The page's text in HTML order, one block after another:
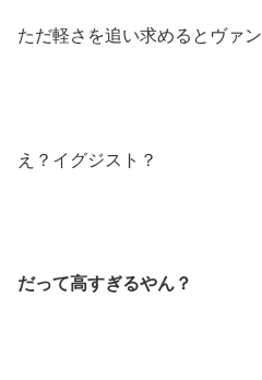
ただ軽さを追い求めるとヴァ
え？イグジスト？
だって高すぎるやん？